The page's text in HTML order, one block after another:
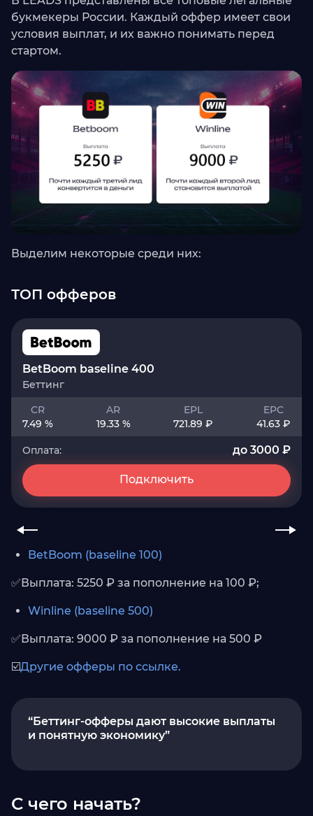
букмекеры России. Каждый оффер имеет свои
условия выплат, и их важно понимать перед
стартом.
Выделим некоторые среди них:
ТОП офферов
BetBoom baseline 400
Беттинг
CR
7.49 %
AR
19.33 %
EPL
721.89 ₽
EPC
41.63 ₽
Оплата: до 3000 ₽
Подключить
BetBoom (baseline 100)
✅Выплата: 5250 ₽ за пополнение на 100 ₽;
Winline (baseline 500)
✅Выплата: 9000 ₽ за пополнение на 500 ₽
☑️Другие офферы по ссылке.
“Беттинг-офферы дают высокие выплаты
и понятную экономику”
С чего начать?